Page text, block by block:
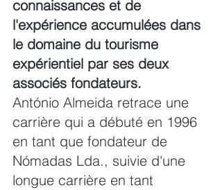
connaissances et de
l'expérience accumulées dans
le domaine du tourisme
expérientiel par ses deux
associés fondateurs.
António Almeida retrace une
carrière qui a débuté en 1996
en tant que fondateur de
Nómadas Lda., suivie d'une
longue carrière en tant